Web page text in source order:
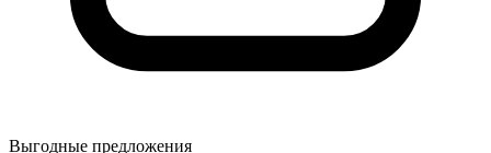
Выгодные предложения